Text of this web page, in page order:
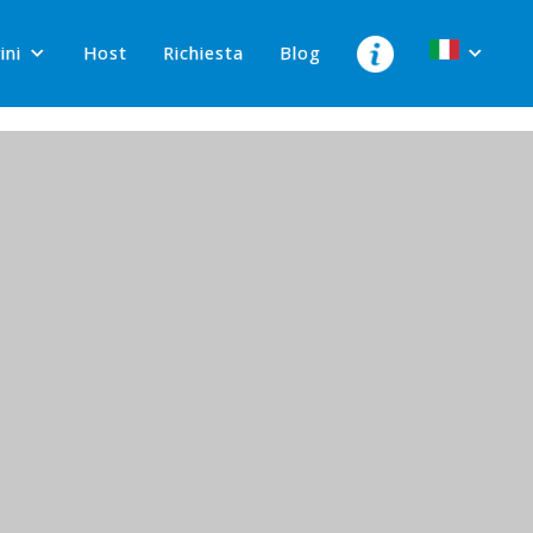
Host Richiesta Blog